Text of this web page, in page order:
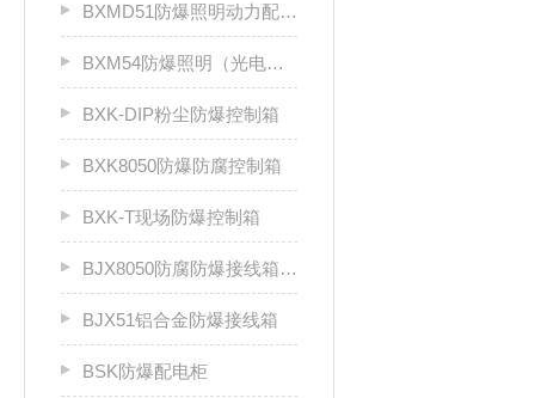
BXMD51防爆照明动力配电箱
BXM54防爆照明（光电效应）配电箱
BXK-DIP粉尘防爆控制箱
BXK8050防爆防腐控制箱
BXK-T现场防爆控制箱
BJX8050防腐防爆接线箱厂家
BJX51铝合金防爆接线箱
BSK防爆配电柜